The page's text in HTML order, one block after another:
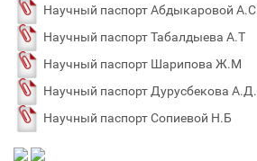
Научный паспорт Абдыкаровой А.С
Научный паспорт Табалдыева А.Т
Научный паспорт Шарипова Ж.М
Научный паспорт Дурусбекова А.Д.
Научный паспорт Сопиевой Н.Б